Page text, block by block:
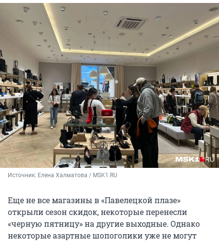
Источник: Елена Халматова / MSK1.RU
Еще не все магазины в «Павелецкой плазе»
открыли сезон скидок, некоторые перенесли
«черную пятницу» на другие выходные. Однако
некоторые азартные шопоголики уже не могут